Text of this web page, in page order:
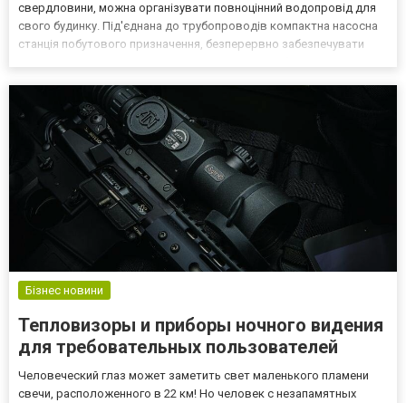
свердловини, можна організувати повноцінний водопровід для
свого будинку. Під'єднана до трубопроводів компактна насосна
станція побутового призначення, безперервно забезпечувати
Бізнес новини
Тепловизоры и приборы ночного видения
для требовательных пользователей
Человеческий глаз может заметить свет маленького пламени
свечи, расположенного в 22 км! Но человек с незапамятных